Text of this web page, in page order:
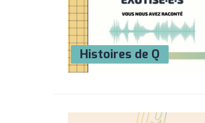
Histoires de Q